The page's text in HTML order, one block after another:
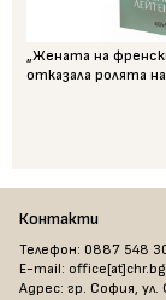
„Жената на
отказала ролята
Контакти
Телефон: 0887 548
E-mail: office[at]chr.bg
Адрес: гр. София,